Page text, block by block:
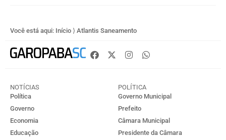
Você está aqui: Início ⟩ Atlantis Saneamento
NOTÍCIAS
Política
Governo
Economia
Educação
POLÍTICA
Governo Municipal
Prefeito
Câmara Municipal
Presidente da Câmara